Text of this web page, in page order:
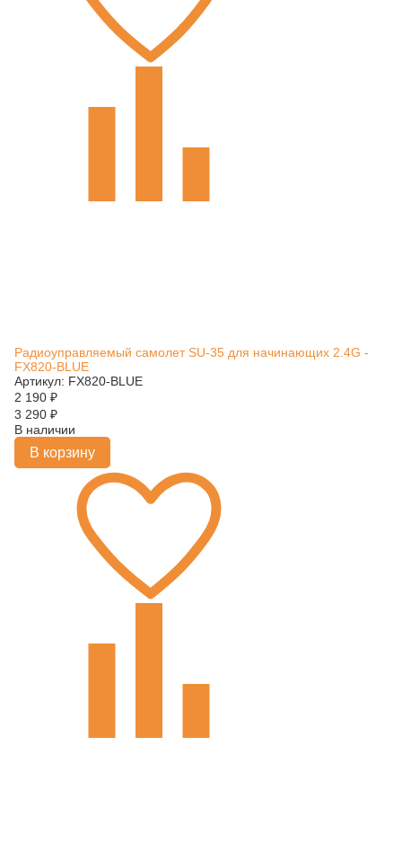
Радиоуправляемый самолет SU-35 для начинающих 2.4G -
FX820-BLUE
Артикул: FX820-BLUE
2 190 ₽
3 290 ₽
В наличии
В корзину